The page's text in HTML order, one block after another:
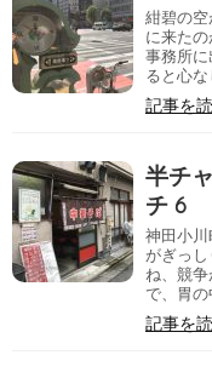
紺碧の
に来た
事務所
ると心
記事を
半チ
チ 6
神田小
がぎっ
ね、競
で、胃の
記事を